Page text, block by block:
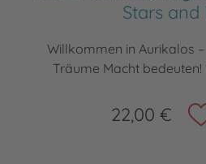
Stars and
Willkommen in Aurikalos
Träume Macht bedeuten!
22,00 €